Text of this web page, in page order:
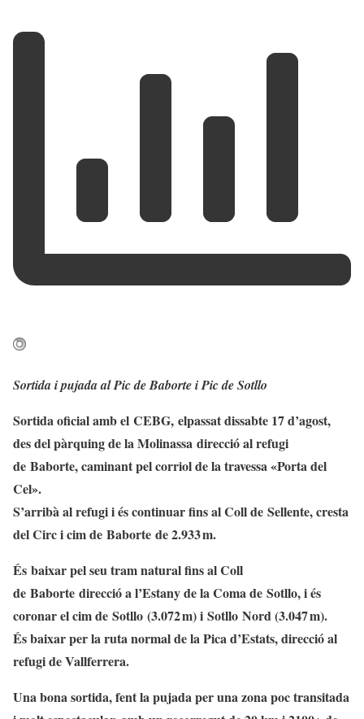
Sortida i pujada al Pic de Baborte i Pic de Sotllo
Sortida oficial amb el CEBG, elpassatdissabte 17 d’agost,
des del pàrquing de la Molinassa direcció al refugi
de Baborte, caminant pel corriol de la travessa «Porta del
Cel».
S’arribà al refugi i és continuar fins al Coll de Sellente, cresta
del Circ i cim de Baborte de 2.933 m.
És baixar pel seu tram natural fins al Coll
de Baborte direcció a l’Estany de la Coma de Sotllo, i és
coronar el cim de Sotllo (3.072 m) i Sotllo Nord (3.047 m).
És baixar per la ruta normal de la Pica d’Estats, direcció al
refugi de Vallferrera.
Una bona sortida, fent la pujada per una zona poc transitada